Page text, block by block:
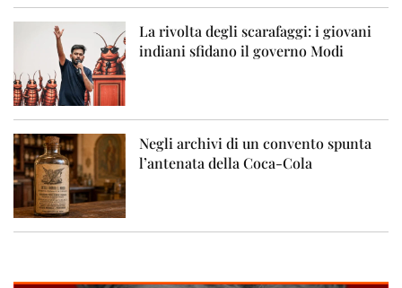
La rivolta degli scarafaggi: i giovani
indiani sfidano il governo Modi
Negli archivi di un convento spunta
l’antenata della Coca-Cola